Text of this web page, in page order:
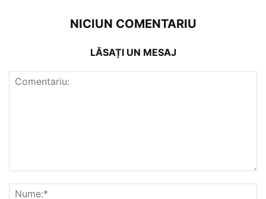
NICIUN COMENTARIU
LĂSAȚI UN MESAJ